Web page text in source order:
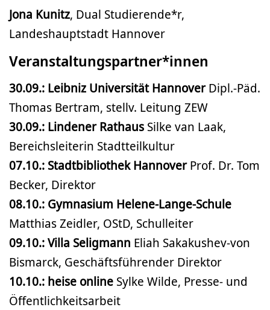
Jona Kunitz, Dual Studierende*r,
Landeshauptstadt Hannover
Veranstaltungspartner*innen
30.09.: Leibniz Universität HannoverDipl.-Päd.
Thomas Bertram, stellv. Leitung ZEW
30.09.: Lindener Rathaus Silke van Laak,
Bereichsleiterin Stadtteilkultur
07.10.: Stadtbibliothek HannoverProf. Dr. Tom
Becker, Direktor
08.10.: Gymnasium Helene-Lange-Schule
Matthias Zeidler, OStD, Schulleiter
09.10.: Villa Seligmann Eliah Sakakushev-von
Bismarck, Geschäftsführender Direktor
10.10.: heise online Sylke Wilde, Presse- und
Öffentlichkeitsarbeit